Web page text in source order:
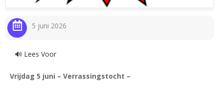
5 juni 2026
🔊 Lees Voor
Vrijdag 5 juni – Verrassingstocht –